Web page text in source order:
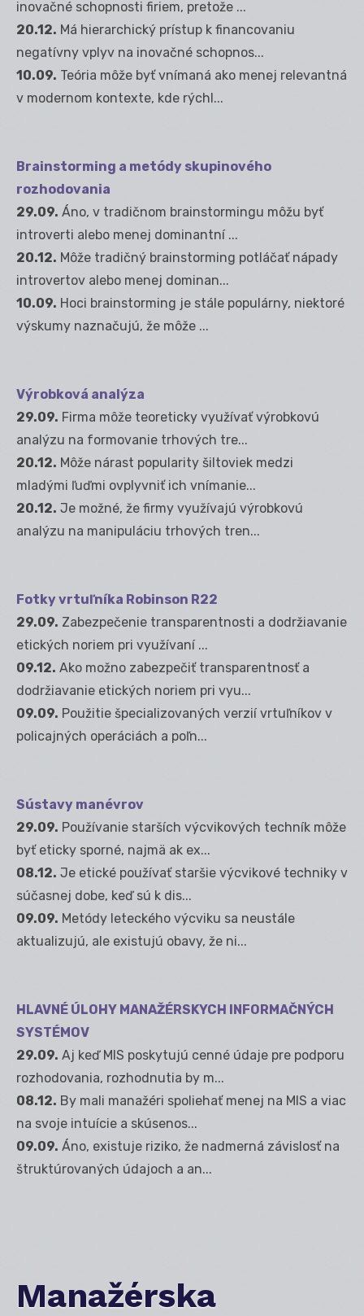
inovačné schopnosti firiem, pretože ...
20.12. Má hierarchický prístup k financovaniu
negatívny vplyv na inovačné schopnos...
10.09. Teória môže byť vnímaná ako menej relevantná
v modernom kontexte, kde rýchl...
Brainstorming a metódy skupinového
rozhodovania
29.09. Áno, v tradičnom brainstormingu môžu byť
introverti alebo menej dominantní ...
20.12. Môže tradičný brainstorming potláčať nápady
introvertov alebo menej dominan...
10.09. Hoci brainstorming je stále populárny, niektoré
výskumy naznačujú, že môže ...
Výrobková analýza
29.09. Firma môže teoreticky využívať výrobkovú
analýzu na formovanie trhových tre...
20.12. Môže nárast popularity šiltoviek medzi
mladými ľuďmi ovplyvniť ich vnímanie...
20.12. Je možné, že firmy využívajú výrobkovú
analýzu na manipuláciu trhových tren...
Fotky vrtuľníka Robinson R22
29.09. Zabezpečenie transparentnosti a dodržiavanie
etických noriem pri využívaní ...
09.12. Ako možno zabezpečiť transparentnosť a
dodržiavanie etických noriem pri vyu...
09.09. Použitie špecializovaných verzií vrtuľníkov v
policajných operáciách a poľn...
Sústavy manévrov
29.09. Používanie starších výcvikových techník môže
byť eticky sporné, najmä ak ex...
08.12. Je etické používať staršie výcvikové techniky v
súčasnej dobe, keď sú k dis...
09.09. Metódy leteckého výcviku sa neustále
aktualizujú, ale existujú obavy, že ni...
HLAVNÉ ÚLOHY MANAŽÉRSKYCH INFORMAČNÝCH
SYSTÉMOV
29.09. Aj keď MIS poskytujú cenné údaje pre podporu
rozhodovania, rozhodnutia by m...
08.12. By mali manažéri spoliehať menej na MIS a viac
na svoje intuície a skúsenos...
09.09. Áno, existuje riziko, že nadmerná závislosť na
štruktúrovaných údajoch a an...
Manažérska